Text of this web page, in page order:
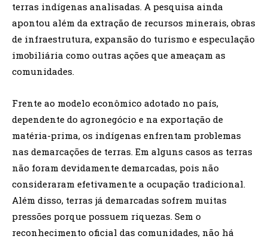
terras indígenas analisadas. A pesquisa ainda
apontou além da extração de recursos minerais, obras
de infraestrutura, expansão do turismo e especulação
imobiliária como outras ações que ameaçam as
comunidades.
Frente ao modelo econômico adotado no país,
dependente do agronegócio e na exportação de
matéria-prima, os indígenas enfrentam problemas
nas demarcações de terras. Em alguns casos as terras
não foram devidamente demarcadas, pois não
consideraram efetivamente a ocupação tradicional.
Além disso, terras já demarcadas sofrem muitas
pressões porque possuem riquezas. Sem o
reconhecimento oficial das comunidades, não há